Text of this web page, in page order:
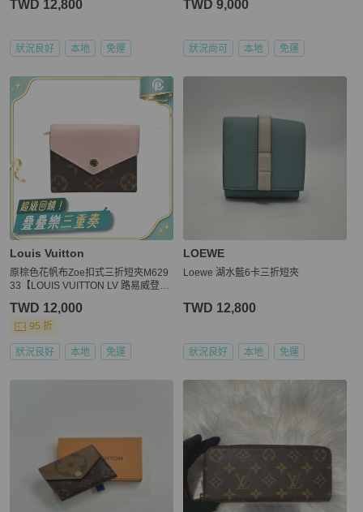
TWD 12,800
狀況良好 本地 免運
TWD 9,000
狀況尚可 本地 免運
Louis Vuitton
原棕色花帆布Zoe扣式三折短夾M629
33【LOUIS VUITTON LV 路易威登】
TWD 12,000
95 折
狀況良好 本地 免運
LOEWE
Loewe 湖水藍6卡三折短夾
TWD 12,800
狀況良好 本地 免運